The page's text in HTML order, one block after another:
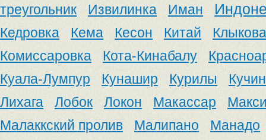
треугольник Извилинка Иман
Кедровка Кема Кесон Китай
Клыкова
Комиссаровка
Кота-Кинабалу
Куала-Лумпур
Кунашир Курилы
Лихага
Лобок Локон Макассар
Малаккский пролив
Малипано
Манадо